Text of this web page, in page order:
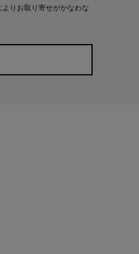
りお取り寄せがかなわな